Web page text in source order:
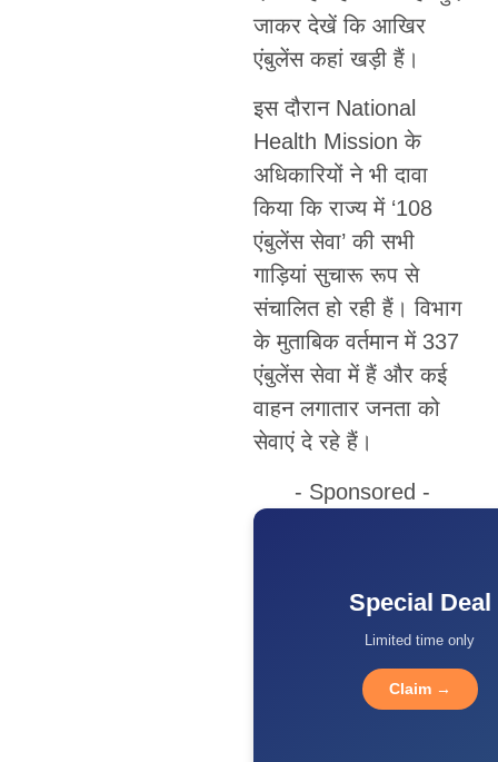
जाकर देखें कि आखिर
एंबुलेंस कहां खड़ी हैं।
इस दौरान National
Health Mission के
अधिकारियों ने भी दावा
किया कि राज्य में ‘108
एंबुलेंस सेवा’ की सभी
गाड़ियां सुचारू रूप से
संचालित हो रही हैं। विभाग
के मुताबिक वर्तमान में 337
एंबुलेंस सेवा में हैं और कई
वाहन लगातार जनता को
सेवाएं दे रहे हैं।
- Sponsored -
Special Deal
Limited time only
Claim →